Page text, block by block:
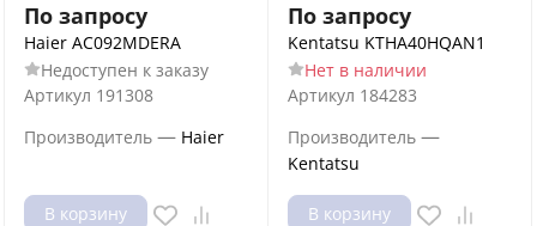
По запросу
Haier AC092MDERA
Недоступен к заказу
Артикул 191308
Производитель — Haier
В корзину
По запросу
Kentatsu KTHA40HQAN1
Нет в наличии
Артикул 184283
Производитель —
Kentatsu
В корзину